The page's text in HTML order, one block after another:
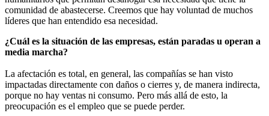
comunidad de abastecerse. Creemos que hay voluntad de muchos
líderes que han entendido esa necesidad.
¿Cuál es la situación de las empresas, están paradas u operan a
media marcha?
La afectación es total, en general, las compañías se han visto
impactadas directamente con daños o cierres y, de manera indirecta,
porque no hay ventas ni consumo. Pero más allá de esto, la
preocupación es el empleo que se puede perder.